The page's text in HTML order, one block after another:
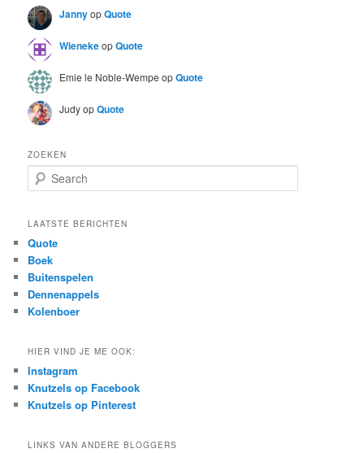
JannyopQuote
WienekeopQuote
Emie le Noble-Wempe opQuote
JudyopQuote
ZOEKEN
e
r
h
LAATSTE BERICHTEN
Quote
Boek
Buitenspelen
Dennenappels
Kolenboer
HIER VIND JE ME OOK:
Instagram
Knutzels op Facebook
Knutzels op Pinterest
LINKS VAN ANDERE BLOGGERS